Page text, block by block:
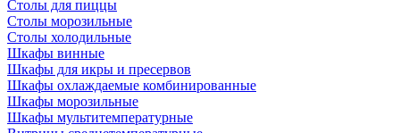
Столы для пиццы
Столы морозильные
Столы холодильные
Шкафы винные
Шкафы для икры и пресервов
Шкафы охлаждаемые комбинированные
Шкафы морозильные
Шкафы мультитемпературные